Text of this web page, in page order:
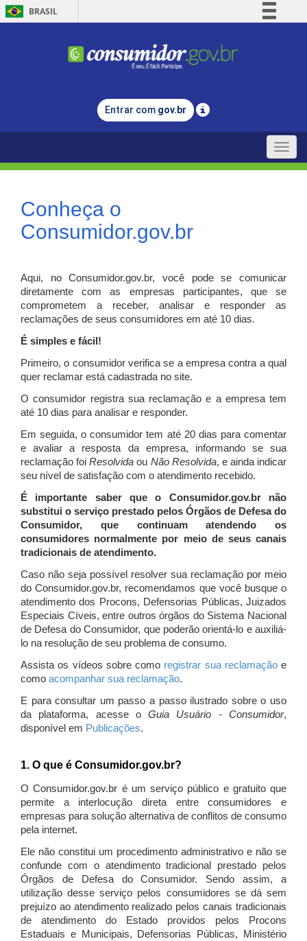
BRASIL
Comunica BR
Legislação
Entrar com gov.br
Toggle
Conheça o
Consumidor.gov.br
Aqui, no Consumidor.gov.br, você pode se comunicar
diretamente com as empresas participantes, que se
comprometem a receber, analisar e responder as
reclamações de seus consumidores em até 10 dias.
É simples e fácil!
Primeiro, o consumidor verifica se a empresa contra a qual
quer reclamar está cadastrada no site.
O consumidor registra sua reclamação e a empresa tem
até 10 dias para analisar e responder.
Em seguida, o consumidor tem até 20 dias para comentar
e avaliar a resposta da empresa, informando se sua
reclamação foiResolvida ou Não Resolvida, e ainda indicar
seu nível de satisfação com o atendimento recebido.
É importante saber que o Consumidor.gov.br não
substitui o serviço prestado pelos Órgãos de Defesa do
Consumidor, que continuam atendendo os
consumidores normalmente por meio de seus canais
tradicionais de atendimento.
Caso não seja possível resolver sua reclamação por meio
do Consumidor.gov.br, recomendamos que você busque o
atendimento dos Procons, Defensorias Públicas, Juizados
Especiais Cíveis, entre outros órgãos do Sistema Nacional
de Defesa do Consumidor, que poderão orientá-lo e auxiliá-
lo na resolução de seu problema de consumo.
Assista os vídeos sobre como registrar sua reclamaçãoe
como acompanhar sua reclamação.
E para consultar um passo a passo ilustrado sobre o uso
da plataforma, acesse oGuia Usuário - Consumidor,
disponível em Publicações.
1. O que é Consumidor.gov.br?
O Consumidor.gov.br é um serviço público e gratuito que
permite a interlocução direta entre consumidores e
empresas para solução alternativa de conflitos de consumo
pela internet.
Ele não constitui um procedimento administrativo e não se
confunde com o atendimento tradicional prestado pelos
Órgãos de Defesa do Consumidor. Sendo assim, a
utilização desse serviço pelos consumidores se dá sem
prejuízo ao atendimento realizado pelos canais tradicionais
de atendimento do Estado providos pelos Procons
Estaduais e Municipais, Defensorias Públicas, Ministério